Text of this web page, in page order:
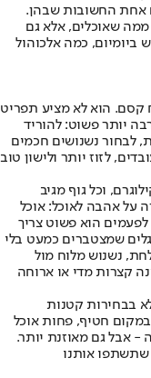
אחת החשובות שבהן.
שאוכלים, אלא גם
ביומיום, כמה אלכוהול
קסם. הוא לא מציע תפריט
יותר פשוט: להוריד
לבחור נשנושים חכמים
לזוז יותר ולישון טוב
מי שיאמץ את ההרגלים האלה ישיל 12.7 קילוגרם, וכל גוף מגיב
על אהבה לאוכל: אוכל
הוא פשוט צריך
שמצטברים כמעט בלי
נשנוש מלוח מול
קצרות מדי או ארוחה
בבחירות קטנות
במקום חטיף, פחות אוכל
- אבל גם מאוזנת יותר.
אותנו